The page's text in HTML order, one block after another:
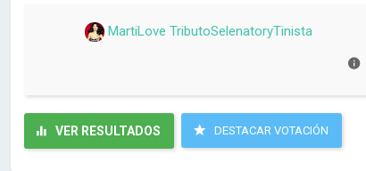
MartiLove TributoSelenatoryTinista
VER RESULTADOS DESTACAR VOTACIÓN